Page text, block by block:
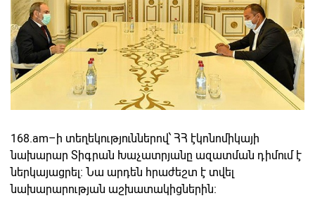
168.am–ի տեղեկություններով՝ ՀՀ էկոնոմիկայի
նախարար Տիգրան Խաչատրյանը ազատման դիմում է
ներկայացրել։ Նա արդեն հրաժեշտ է տվել
նախարարության աշխատակիցներին։